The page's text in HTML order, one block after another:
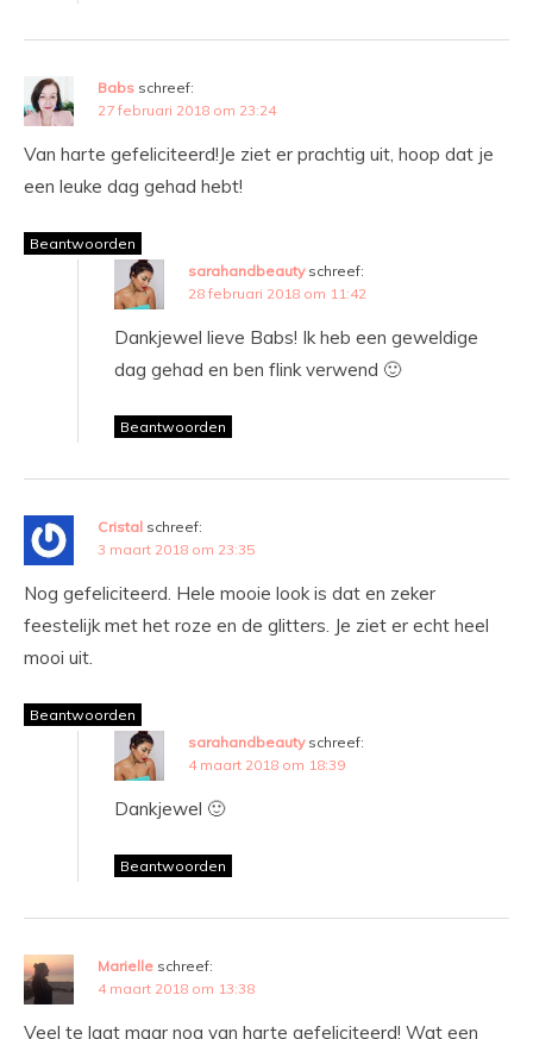
Babs schreef:
27 februari 2018 om 23:24
Van harte gefeliciteerd!Je ziet er prachtig uit, hoop dat je
een leuke dag gehad hebt!
Beantwoorden
sarahandbeauty schreef:
28 februari 2018 om 11:42
Dankjewel lieve Babs! Ik heb een geweldige
dag gehad en ben flink verwend 🙂
Beantwoorden
Cristal schreef:
3 maart 2018 om 23:35
Nog gefeliciteerd. Hele mooie look is dat en zeker
feestelijk met het roze en de glitters. Je ziet er echt heel
mooi uit.
Beantwoorden
sarahandbeauty schreef:
4 maart 2018 om 18:39
Dankjewel 🙂
Beantwoorden
Marielle schreef:
4 maart 2018 om 13:38
Veel te laat maar nog van harte gefeliciteerd! Wat een